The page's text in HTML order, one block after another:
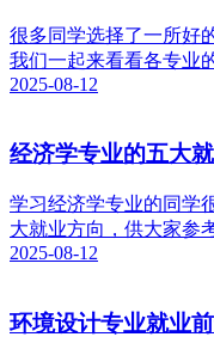
很多同学选择了一所好
我们一起来看看各专业
2025-08-12
经济学专业的五大
学习经济学专业的同学
大就业方向，供大家参
2025-08-12
环境设计专业就业